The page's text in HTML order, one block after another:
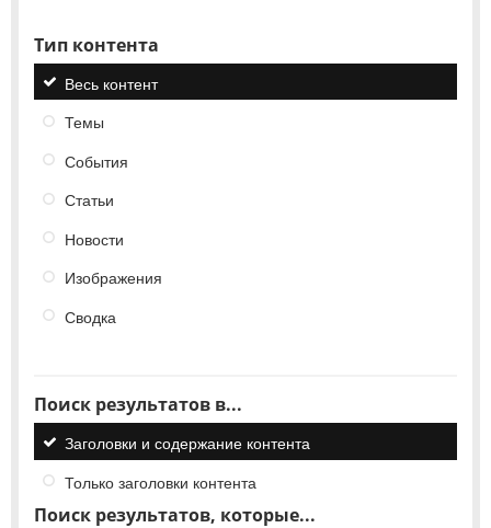
Тип контента
Весь контент
Темы
События
Статьи
Новости
Изображения
Сводка
Поиск результатов в...
Заголовки и содержание контента
Только заголовки контента
Поиск результатов, которые...